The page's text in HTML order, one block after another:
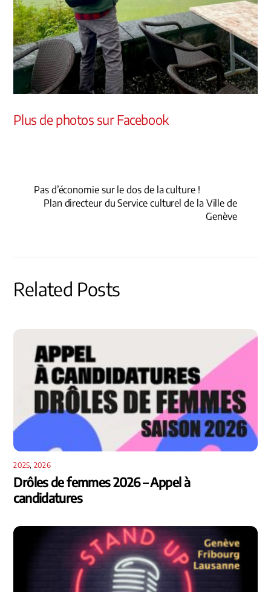
Plus de photos sur Facebook
Pas d’économie sur le dos de la culture !
Plan directeur du Service culturel de la Ville de
Genève
Related Posts
2025, 2026
Drôles de femmes 2026 – Appel à
candidatures